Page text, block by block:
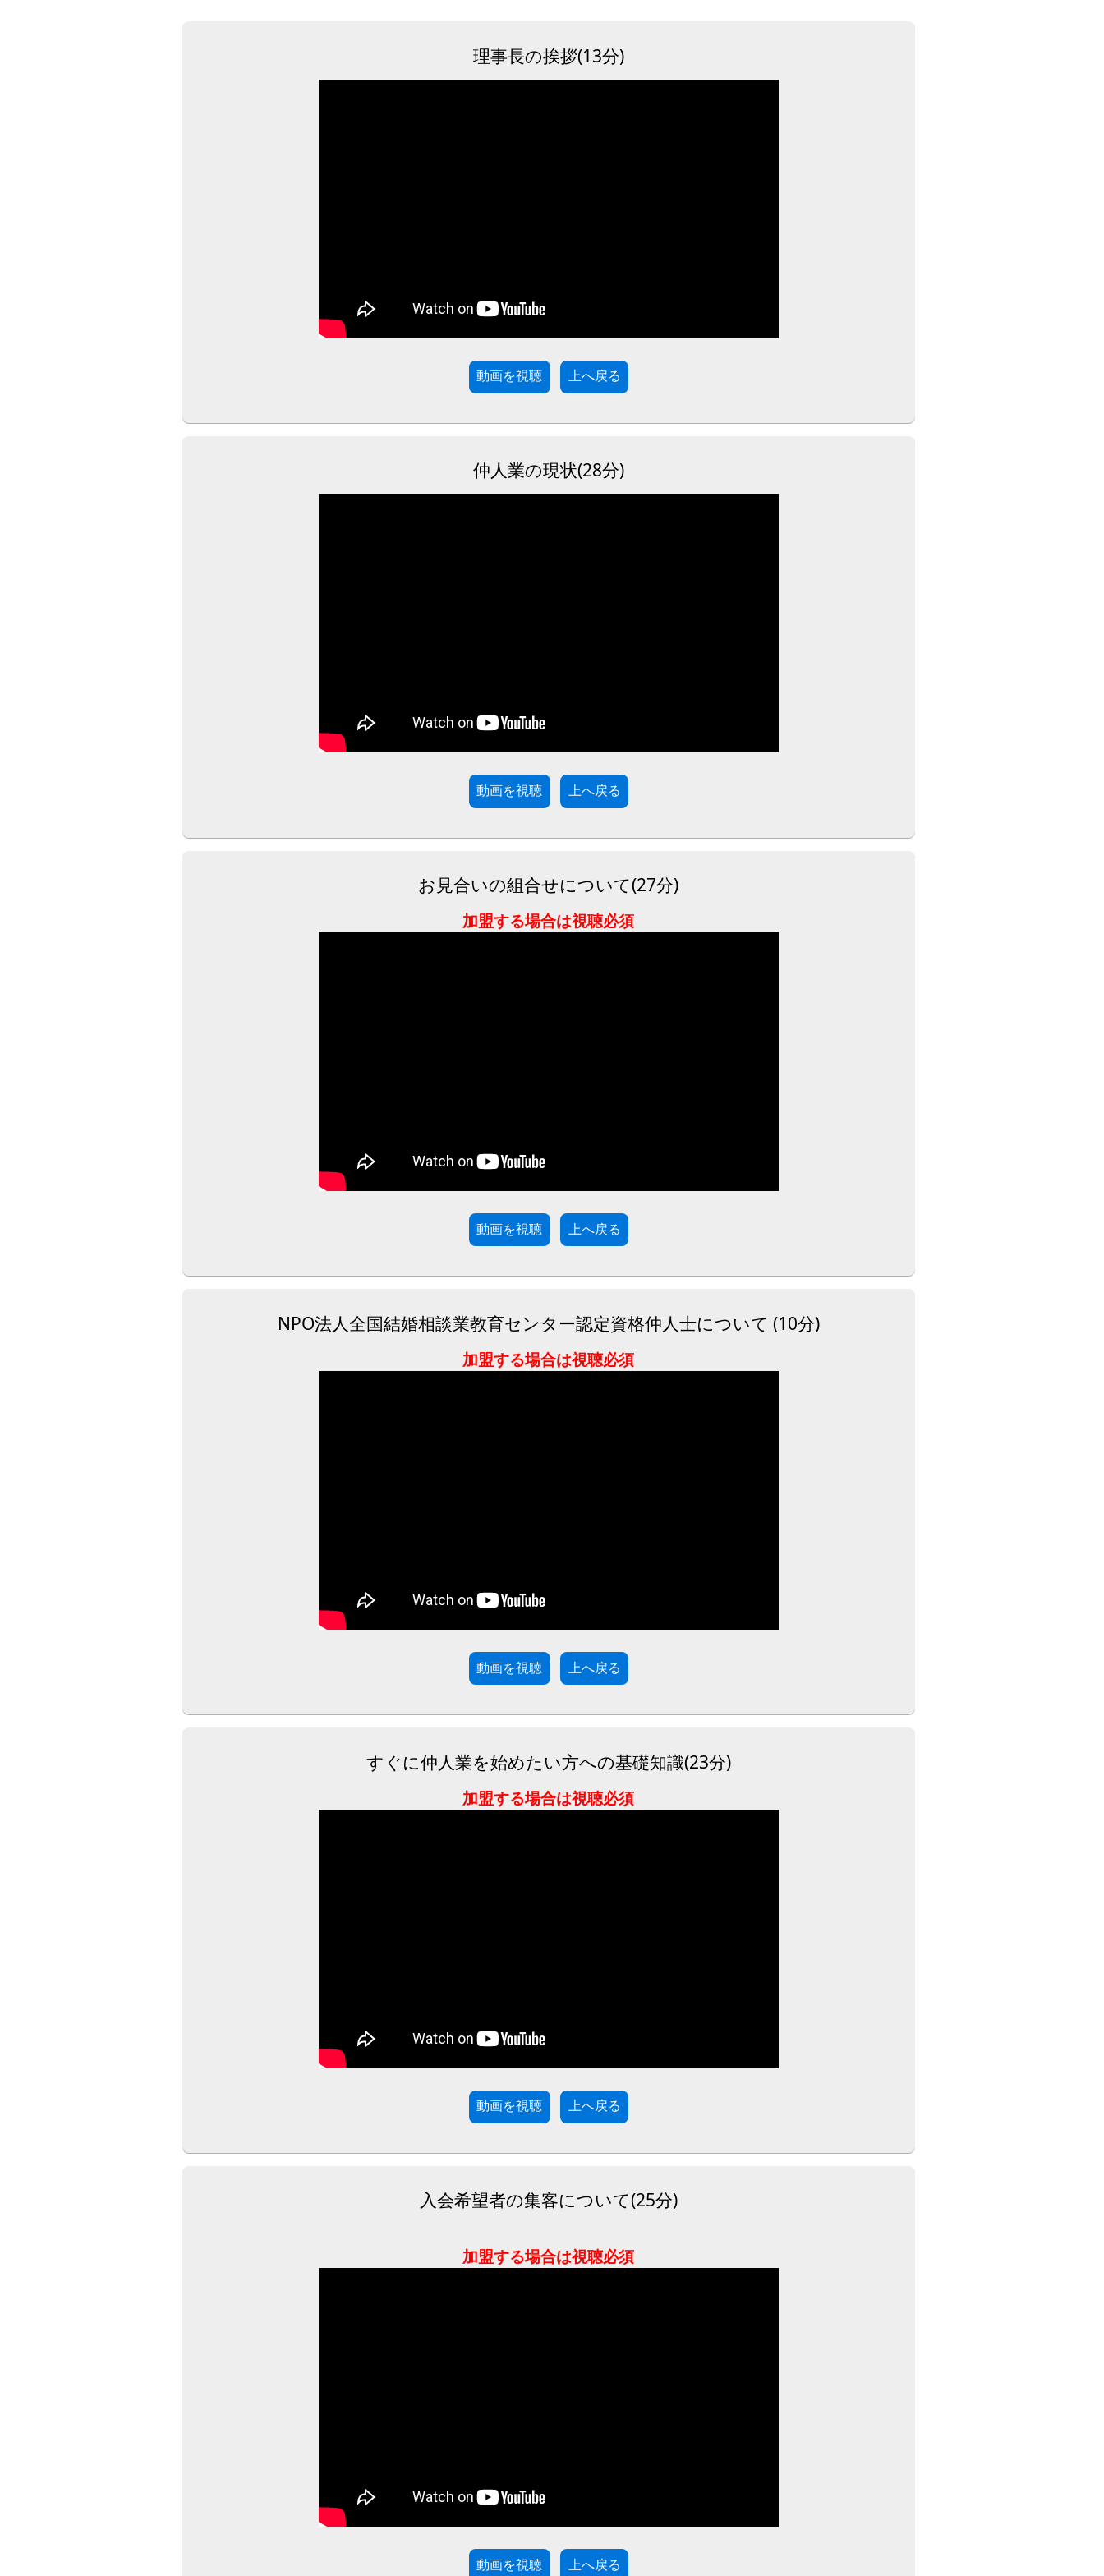
理事長の挨拶(13分)
動画を視聴
仲人業の現状(28分)
動画を視聴
お見合いの組合せについて(27分)
加盟する場合は視聴必須
動画を視聴
NPO法人全国結婚相談業教育センター認定資格仲人士について (10分)
加盟する場合は視聴必須
動画を視聴
すぐに仲人業を始めたい方への基礎知識(23分)
加盟する場合は視聴必須
動画を視聴
入会希望者の集客について(25分)
加盟する場合は視聴必須
動画を視聴